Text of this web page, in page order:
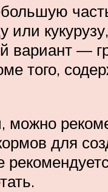
—
того,
для